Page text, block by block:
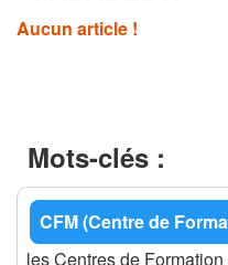
Aucun article !
Mots-clés :
CFM (Centre de
les Centres de